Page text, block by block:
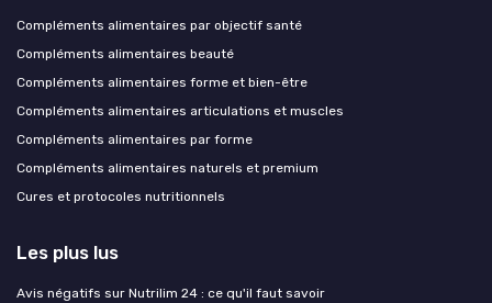
Compléments alimentaires par objectif santé
Compléments alimentaires beauté
Compléments alimentaires forme et bien-être
Compléments alimentaires articulations et muscles
Compléments alimentaires par forme
Compléments alimentaires naturels et premium
Cures et protocoles nutritionnels
Les plus lus
Avis négatifs sur Nutrilim 24 : ce qu'il faut savoir